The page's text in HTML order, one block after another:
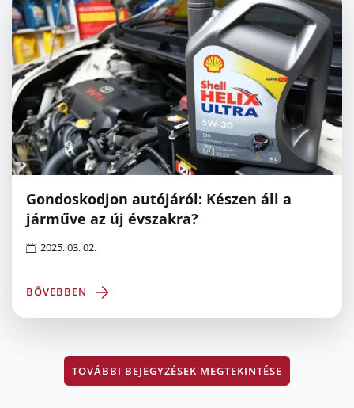
Gondoskodjon autójáról: Készen áll a
járműve az új évszakra?
2025. 03. 02.
BŐVEBBEN
TOVÁBBI BEJEGYZÉSEK MEGTEKINTÉSE